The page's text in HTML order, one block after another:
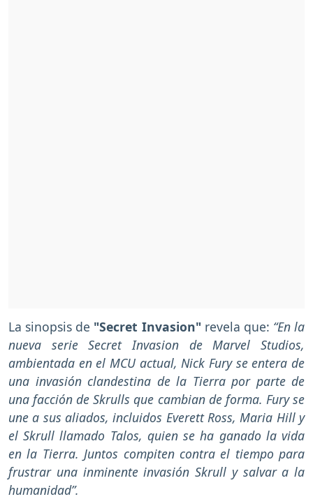
La sinopsis de "Secret Invasion" revela que: “En la
nueva serie Secret Invasion de Marvel Studios,
ambientada en el MCU actual, Nick Fury se entera de
una invasión clandestina de la Tierra por parte de
una facción de Skrulls que cambian de forma. Fury se
une a sus aliados, incluidos Everett Ross, Maria Hill y
el Skrull llamado Talos, quien se ha ganado la vida
en la Tierra. Juntos compiten contra el tiempo para
frustrar una inminente invasión Skrull y salvar a la
humanidad”.